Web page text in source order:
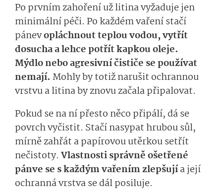
Po prvním zahoření už litina vyžaduje jen
minimální péči. Po každém vaření stačí
pánevopláchnout teplou vodou, vytřít
dosucha a lehce potřít kapkou oleje.
Mýdlo nebo agresivní čističe se používat
nemají. Mohly by totiž narušit ochrannou
vrstvu a litina by znovu začala připalovat.
Pokud se na ní přesto něco připálí, dá se
povrch vyčistit. Stačí nasypat hrubou sůl,
mírně zahřát a papírovou utěrkou setřít
nečistoty. Vlas­tnosti správně ošetřené
pánve se s každým vařením zlepšujía její
ochranná vrstva se dál posiluje.